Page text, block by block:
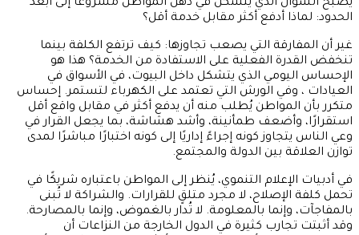
يصبح السؤال الذي يتشكل في ذهن المواطن مشروعًا إلى أبعد
الحدود: لماذا أدفع أكثر مقابل خدمة أقل؟
غير أن المفارقة التي يصعب تجاوزها: كيف ترتفع الكلفة بينما
تنخفض القدرة الفعلية على الاستفادة من الخدمة؟ هذا هو
الإحساس اليومي الذي يتشكل داخل البيوت، في الأسواق في
العيادات ، وفي الورش التي تعتمد على الكهرباء لتستمر. إحساس
متكرر بأن المواطن يُطلب منه أن يدفع أكثر في مقابل واقع أقل
استقرارًا، وأضعف طمأنينة، وأشد هشاشة، بما يجعل القرار في
وعي الناس يتجاوز كونه إجراءً إداريًا إلى كونه اختبارًا مباشرًا لمدى
توازن العلاقة بين الدولة والمجتمع.
في أدبيات الإعلام التنموي، يُنظر إلى المواطن باعتباره شريكًا في
تحمل كلفة الإصلاح، لا مجرد متلقٍ للقرارات. والشراكة لا تُبنى
بالمفاجآت، وإنما بالمعلومة. لا تُدار بالغموض، وإنما بالمصارحة.
وقد أثبتت تجارب كثيرة في الدول الخارجة من النزاعات أن